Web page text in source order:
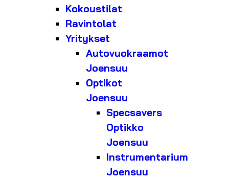
Kokoustilat
Ravintolat
Yritykset
Autovuokraamot
Joensuu
Optikot
Joensuu
Specsavers
Optikko
Joensuu
Instrumentarium
Joensuu